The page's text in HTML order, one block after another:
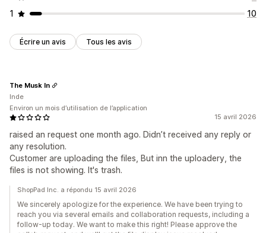
1
10
Écrire un avis Tous les avis
15 avril 2026
raised an request one month ago. Didn’t received any reply or
any resolution.
Customer are uploading the files, But inn the uploadery, the
files is not showing. It's trash.
The Musk In
Inde
Environ un mois d’utilisation de l’application
ShopPad Inc. a répondu 15 avril 2026
We sincerely apologize for the experience. We have been trying to
reach you via several emails and collaboration requests, including a
follow-up today. We want to make this right! Please approve the